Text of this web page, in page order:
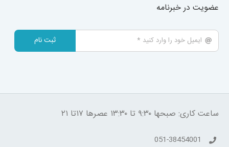
عضویت در خبرنامه
ثبت نام
ساعت کاری: صبحها ۹:۳۰ تا ۱۳:۳۰ عصرها ۱۷تا ۲۱
051-38454001